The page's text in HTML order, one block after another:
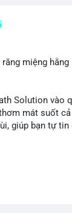
miệng
Solution vào
mát suốt cả
giúp bạn tự tin